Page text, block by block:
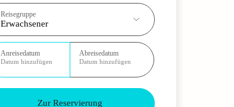
Reisegruppe
Erwachsener
Anreisedatum
Datum hinzufügen
Abreisedatum
Datum hinzufügen
Zur Reservierung